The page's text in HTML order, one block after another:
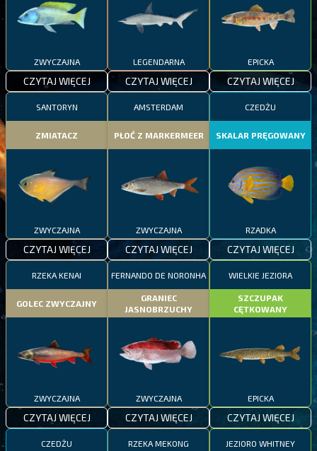
ZWYCZAJNA
CZYTAJ WIĘCEJ
LEGENDARNA
CZYTAJ WIĘCEJ
EPICKA
CZYTAJ WIĘCEJ
SANTORYN
ZMIATACZ
ZWYCZAJNA
CZYTAJ WIĘCEJ
AMSTERDAM
PŁOĆ Z MARKERMEER
ZWYCZAJNA
CZYTAJ WIĘCEJ
CZEDŻU
SKALAR PRĘGOWANY
RZADKA
CZYTAJ WIĘCEJ
RZEKA KENAI
GOLEC ZWYCZAJNY
ZWYCZAJNA
CZYTAJ WIĘCEJ
FERNANDO DE NORONHA
GRANIEC
JASNOBRZUCHY
ZWYCZAJNA
CZYTAJ WIĘCEJ
WIELKIE JEZIORA
SZCZUPAK
CĘTKOWANY
EPICKA
CZYTAJ WIĘCEJ
CZEDŻU RZEKA MEKONG JEZIORO WHITNEY